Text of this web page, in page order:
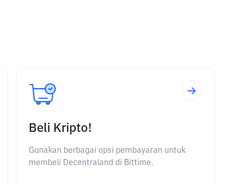
Beli Kripto!
Gunakan berbagai opsi pembayaran untuk
membeli Decentraland di Bittime.